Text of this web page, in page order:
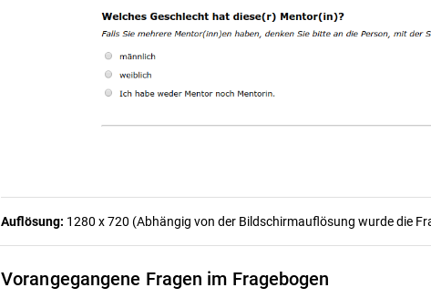
Auflösung: 1280 x 720 (Abhängig von der Bildschirmauflösung wurde die
Vorangegangene Fragen im Fragebogen